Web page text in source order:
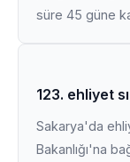
süre 45 güne
123. ehliyet
Sakarya'da
Bakanlığı'na